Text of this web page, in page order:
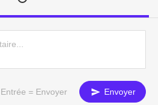
Entrée = Envoyer Envoyer